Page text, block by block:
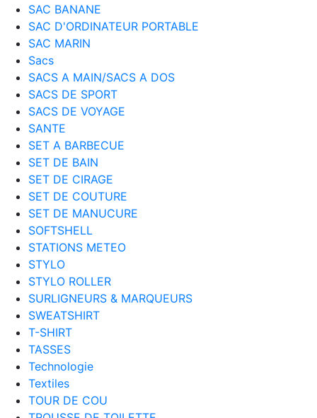
SAC BANANE
SAC D'ORDINATEUR PORTABLE
SAC MARIN
Sacs
SACS A MAIN/SACS A DOS
SACS DE SPORT
SACS DE VOYAGE
SANTE
SET A BARBECUE
SET DE BAIN
SET DE CIRAGE
SET DE COUTURE
SET DE MANUCURE
SOFTSHELL
STATIONS METEO
STYLO
STYLO ROLLER
SURLIGNEURS & MARQUEURS
SWEATSHIRT
T-SHIRT
TASSES
Technologie
Textiles
TOUR DE COU